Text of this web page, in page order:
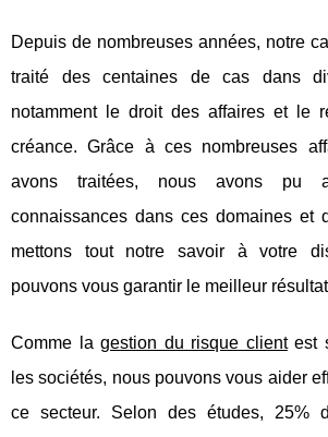
Depuis de nombreuses années, notre
traité des centaines de cas dans
notamment le droit des affaires et le
créance. Grâce à ces nombreuses
avons traitées, nous avons pu
connaissances dans ces domaines et
mettons tout notre savoir à votre
pouvons vous garantir le meilleur
Comme lagestion du risque clientest
les sociétés, nous pouvons vous aider
ce secteur. Selon des études, 25%